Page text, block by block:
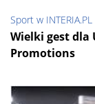
Sport w INTERIA.PL
Wielki gest dla
Promotions